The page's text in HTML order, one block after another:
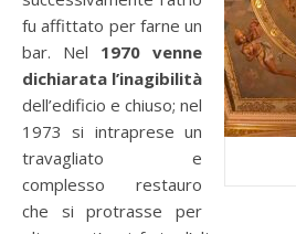
fu affittato per farne un
bar. Nel 1970 venne
dichiarata l’inagibilità
dell’edificio e chiuso; nel
1973 si intraprese un
travagliato e
complesso restauro
che si protrasse per